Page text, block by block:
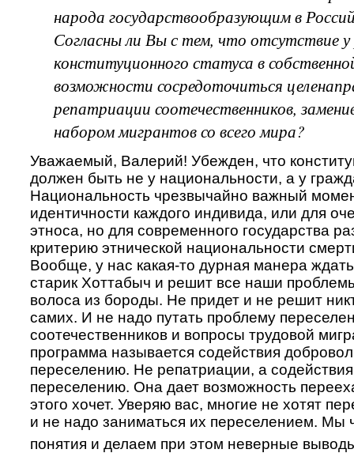
народа государствообразующим в
Согласны ли Вы с тем, что отсутствие у
конституционного статуса в
возможности сосредоточиться
репатриации соотечественников,
набором мигрантов со всего мира?
Уважаемый, Валерий! Убежден, что
должен быть не у национальности, а у
Национальность чрезвычайно важный
идентичности каждого индивида, или для
этноса, но для современного государства
критерию этнической национальности
Вообще, у нас какая-то дурная манера
старик Хоттабыч и решит все наши
волоса из бороды. Не придет и не решит
самих. И не надо путать проблему
соотечественников и вопросы трудовой
программа называется содействия
переселению. Не репатриации, а
переселению. Она дает возможность
этого хочет. Уверяю вас, многие не хотят
и не надо заниматься их переселением. Мы
понятия и делаем при этом неверные